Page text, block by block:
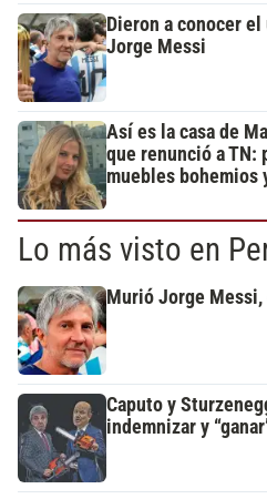
Dieron a conocer
Jorge Messi
Así es la casa de
que renunció a TN:
muebles bohemios
Lo más visto en
Murió Jorge
Caputo y
indemnizar y